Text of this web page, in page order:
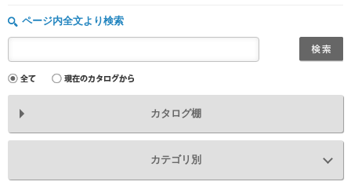
ページ内全文より検索
カタログ棚
カテゴリ別